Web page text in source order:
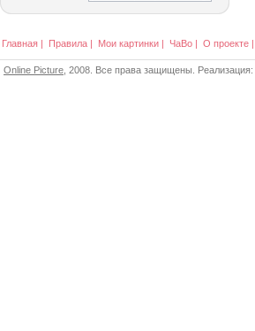
Главная | Правила | Мои картинки | ЧаВо | О проекте |
Online Picture , 2008. Все права защищены. Реализация: